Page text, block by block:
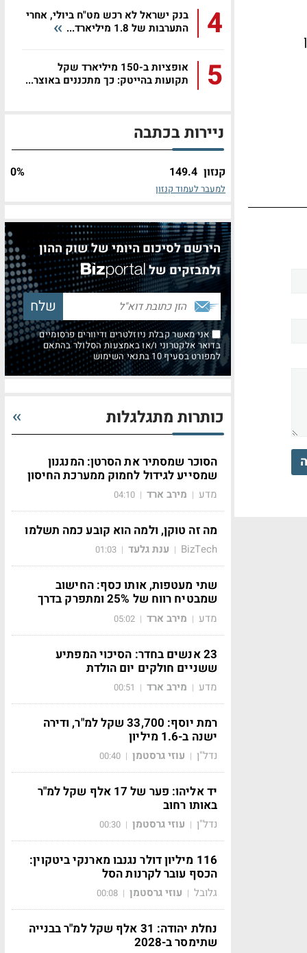
4
בנק ישראל לא רכש מט"ח ביולי, אחרי
התערבות של 1.8 מיליארד...
5
אופציות ב-150 מיליארד שקל
תקועות בהייטק: כך מתכננים באוצר...
ניירות בכתבה
קנזון 149.4
0%
למעבר לעמוד קנזון
הירשם לסיכום היומי של שוק ההון
ולמבזקים של
אני מאשר קבלת ניוזלטרים ודיוורים פרסומיים
בדואר אלקטרוני ו/או באמצעות הסלולר בהתאם
למפורט בסעיף 10 בתנאי השימוש
כותרות מתגלגלות
הסוכר שמסתיר את הסרטן: המנגנון
שמסייע לגידול לחמוק ממערכת החיסון
מדע | מירב ארד |
04:10
מה זה טוקן, ולמה הוא קובע כמה תשלמו
BizTech
| ענת גלעד |
01:03
שתי מעטפות, אותו כסף: החישוב
שמבטיח רווח של 25% ומתפרק בדרך
מדע | מירב ארד |
05:02
23 אנשים בחדר: הסיכוי המפתיע
ששניים חולקים יום הולדת
מדע | מירב ארד |
00:51
רמת יוסף: 33,700 שקל למ"ר, ודירה
ישנה ב-1.6 מיליון
נדל"ן | עוזי גרסטמן |
00:40
יד אליהו: פער של 17 אלף שקל למ"ר
באותו רחוב
נדל"ן | עוזי גרסטמן |
00:30
116 מיליון דולר נגנבו מארנקי ביטקוין:
הכסף עובר לקרנות הסל
גלובל | עוזי גרסטמן |
00:08
נחלת יהודה: 31 אלף שקל למ"ר בבנייה
שתימסר ב-2028